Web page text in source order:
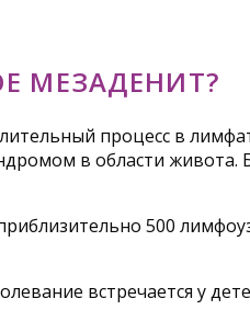
МЕЗАДЕНИТ?
процесс в
в области
500
встречается у